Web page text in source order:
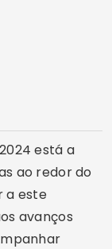
está a
ao redor do
a este
avanços